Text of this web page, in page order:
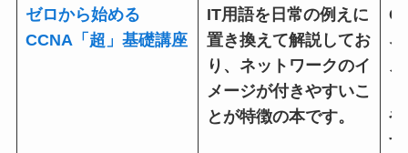
ゼロから始める
CCNA「超」基礎講座
IT用語を日常の例えに
置き換えて解説してお
り、ネットワークのイ
メージが付きやすいこ
とが特徴の本です。